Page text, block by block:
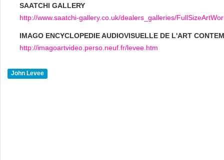
SAATCHI GALLERY
http://www.saatchi-gallery.co.uk/dealers_galleries/
IMAGO ENCYCLOPEDIE AUDIOVISUELLE DE L'ART
http://imagoartvideo.perso.neuf.fr/levee.htm
John Levee